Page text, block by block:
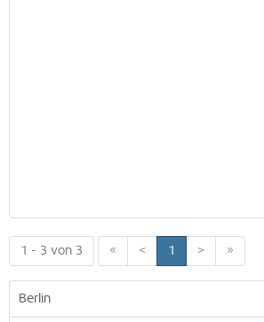
1 - 3 von 3 « < 1 > »
Berlin